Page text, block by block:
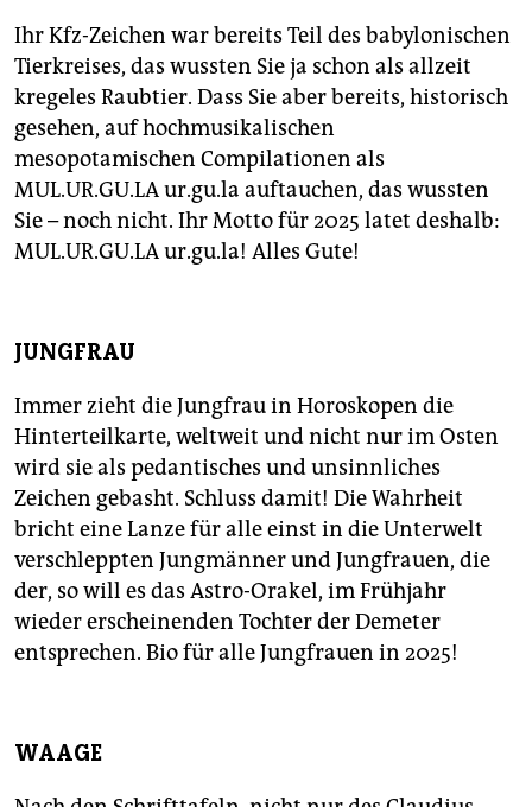
Ihr Kfz-Zeichen war bereits Teil des babylonischen
Tierkreises, das wussten Sie ja schon als allzeit
kregeles Raubtier. Dass Sie aber bereits, historisch
gesehen, auf hochmusikalischen
mesopotamischen Compilationen als
MUL.UR.GU.LA ur.gu.la auftauchen, das wussten
Sie – noch nicht. Ihr Motto für 2025 latet deshalb:
MUL.UR.GU.LA ur.gu.la! Alles Gute!
JUNGFRAU
Immer zieht die Jungfrau in Horoskopen die
Hinterteilkarte, weltweit und nicht nur im Osten
wird sie als pedantisches und unsinnliches
Zeichen gebasht. Schluss damit! Die Wahrheit
bricht eine Lanze für alle einst in die Unterwelt
verschleppten Jungmänner und Jungfrauen, die
der, so will es das Astro-Orakel, im Frühjahr
wieder erscheinenden Tochter der Demeter
entsprechen. Bio für alle Jungfrauen in 2025!
WAAGE